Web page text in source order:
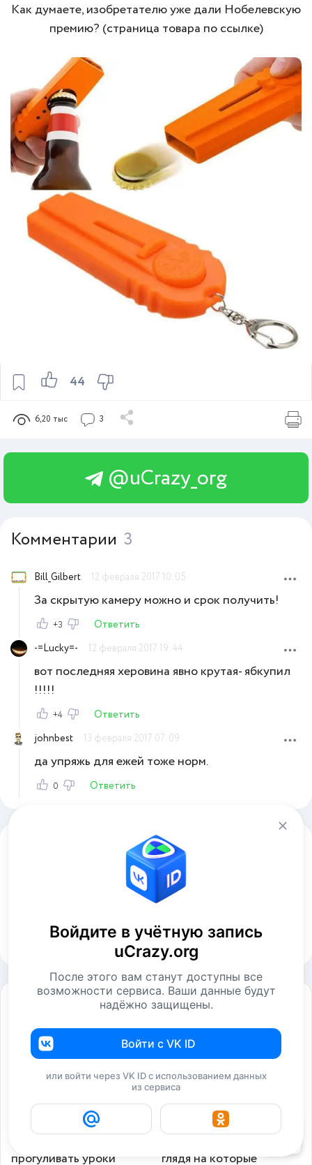
44
Как думаете, изобретателю уже дали Нобелевскую
премию? (страница товара по ссылке)
6,20 тыс 3
@uCrazy_org
Комментарии 3
Bill_Gilbert 12 февраля 2017 10:05
За скрытую камеру можно и срок получить!
+3
Ответить
-=Lucky=-
12 февраля 2017 19:44
вот последняя херовина явно крутая- ябкупил
!!!!!
+4
Ответить
johnbest
13 февраля 2017 07:09
да упряжь для ежей тоже норм.
0 Ответить
Отправить комментарий
Смотрите также
Вот почему нельзя
прогуливать уроки
18 убойных объявлений,
глядя на которые
Войдите в учётную запись
uCrazy.org
После этого вам станут доступны все
возможности сервиса. Ваши данные будут
надёжно защищены.
Войти с VK ID
или войти через VK ID с использованием данных
из сервиса